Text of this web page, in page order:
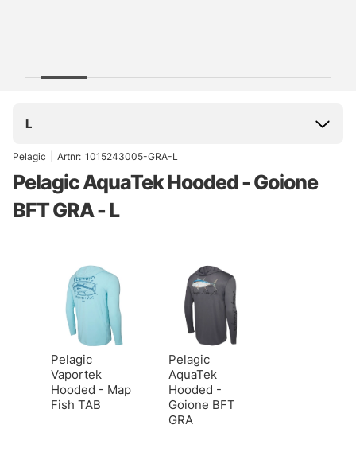
L
Pelagic Artnr: 1015243005-GRA-L
Pelagic AquaTek Hooded - Goione
BFT GRA - L
Pelagic
Vaportek
Hooded - Map
Fish TAB
Pelagic
AquaTek
Hooded -
Goione BFT
GRA